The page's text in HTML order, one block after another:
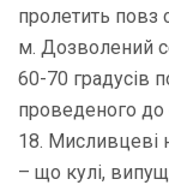
пролетить повз
м. Дозволений
60-70 градусів
проведеного до
18. Мисливцеві
– що кулі,